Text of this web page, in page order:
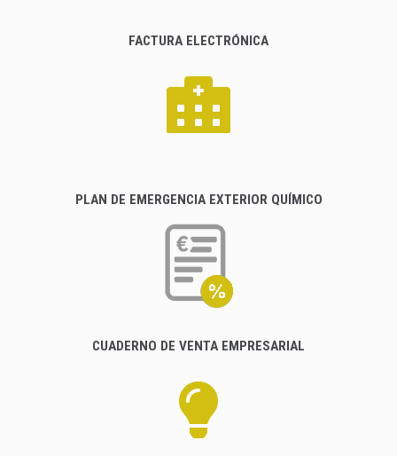
FACTURA ELECTRÓNICA
PLAN DE EMERGENCIA EXTERIOR QUÍMICO
CUADERNO DE VENTA EMPRESARIAL